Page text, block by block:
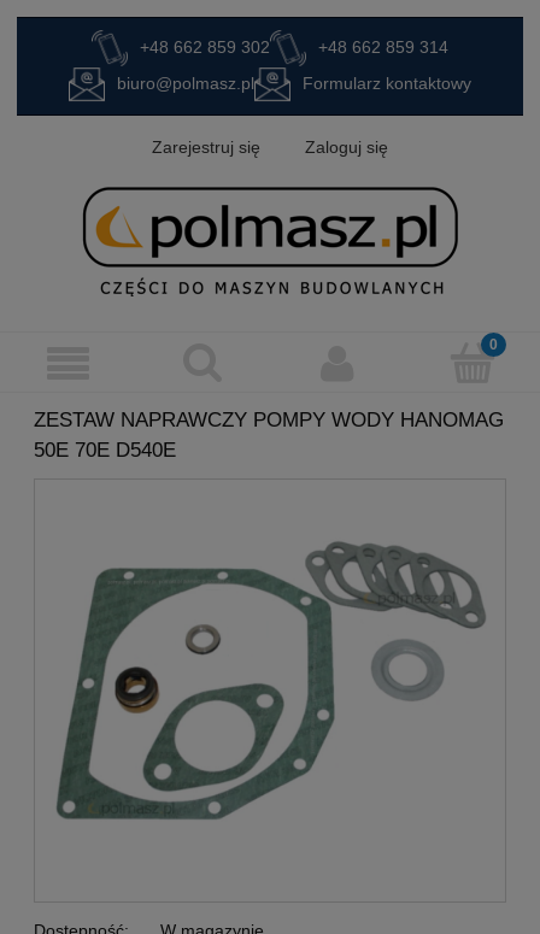
+48 662 859 302
+48 662 859 314
biuro@polmasz.pl
Formularz kontaktowy
Zarejestruj się Zaloguj się
ZESTAW NAPRAWCZY POMPY WODY HANOMAG
50E 70E D540E